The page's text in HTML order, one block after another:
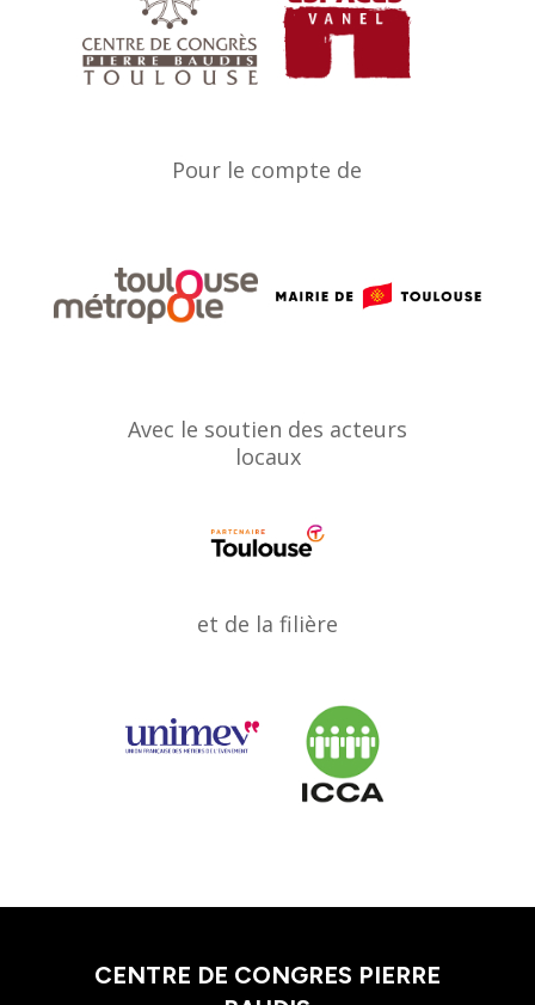
Pour le compte de
Avec le soutien des acteurs
locaux
et de la filière
CENTRE DE CONGRES PIERRE